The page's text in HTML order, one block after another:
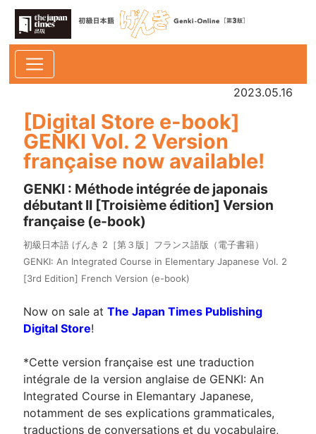
2023.05.16
[Digital Store e-book]
GENKI Vol. 2 Version
française now available!
GENKI : Méthode intégrée de japonais
débutant II [Troisième édition] Version
française (e-book)
初級日本語 げんき 2［第３版］フランス語版（電子書籍）
GENKI: An Integrated Course in Elementary Japanese Vol. 2
[3rd Edition] French Version (e-book)
Now on sale at The Japan Times Publishing
Digital Store!
*Cette version française est une traduction
intégrale de la version anglaise de GENKI: An
Integrated Course in Elemantary Japanese,
notamment de ses explications grammaticales,
traductions de conversations et du vocabulaire,